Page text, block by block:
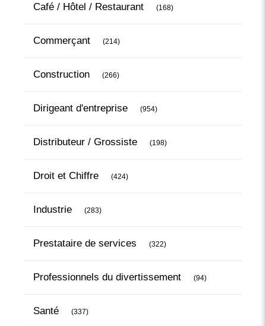
Café / Hôtel / Restaurant (168)
Commerçant (214)
Construction (266)
Dirigeant d'entreprise (954)
Distributeur / Grossiste (198)
Droit et Chiffre (424)
Industrie (283)
Prestataire de services (322)
Professionnels du divertissement (94)
Santé (337)